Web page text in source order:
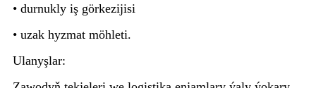
• durnukly iş görkezijisi
• uzak hyzmat möhleti.
Ulanyşlar: